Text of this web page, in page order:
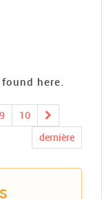
here.
10
dernière